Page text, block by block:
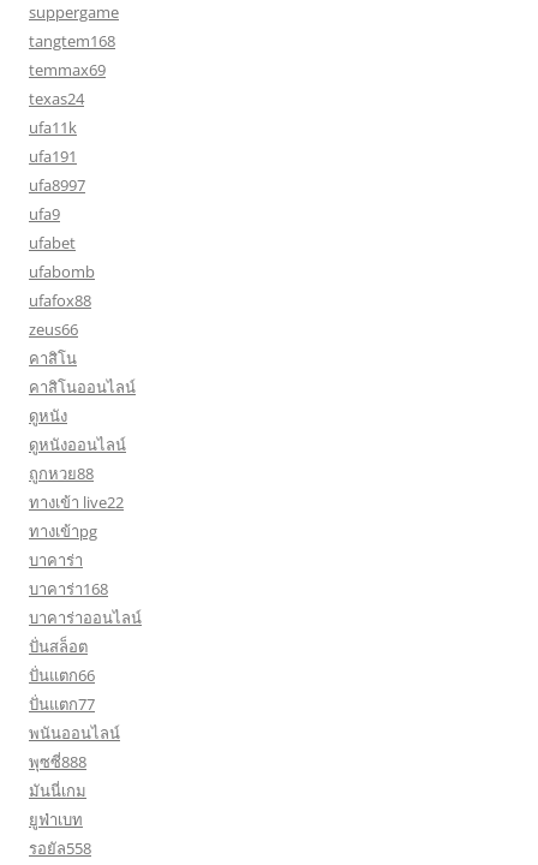
suppergame
tangtem168
temmax69
texas24
ufa11k
ufa191
ufa8997
ufa9
ufabet
ufabomb
ufafox88
zeus66
คาสิโน
คาสิโนออนไลน์
ดูหนัง
ดูหนังออนไลน์
ถูกหวย88
ทางเข้า live22
ทางเข้าpg
บาคาร่า
บาคาร่า168
บาคาร่าออนไลน์
ปั่นสล็อต
ปั่นแตก66
ปั่นแตก77
พนันออนไลน์
พุซซี่888
มันนี่เกม
ยูฟ่าเบท
รอยัล558